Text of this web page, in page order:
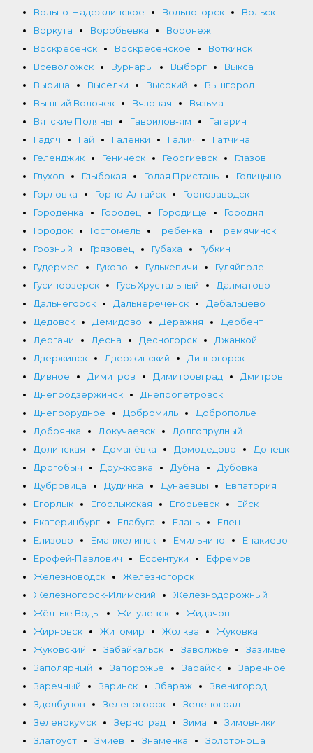
Вольно-Надеждинское
Вольногорск
Вольск
Воркута
Воробьевка
Воронеж
Воскресенск
Воскресенское
Воткинск
Всеволожск
Вурнары Выборг
Выкса
Вырица
Выселки Высокий
Вышгород
Вышний Волочек
Вязовая
Вязьма
Вятские Поляны
Гаврилов-ям
Гагарин
Гадяч
Гай Галенки Галич
Гатчина
Геленджик
Геническ Георгиевск
Глазов
Глухов
Глыбокая Голая Пристань
Голицыно
Горловка
Горно-Алтайск
Горнозаводск
Городенка
Городец Городище
Городня
Городок
Гостомель Гребёнка
Гремячинск
Грозный
Грязовец Губаха
Губкин
Гудермес
Гуково Гулькевичи
Гуляйполе
Гусиноозерск
Гусь Хрустальный
Далматово
Дальнегорск
Дальнереченск
Дебальцево
Дедовск
Демидово Деражня
Дербент
Дергачи
Десна Десногорск
Джанкой
Дзержинск
Дзержинский
Дивногорск
Дивное
Димитров Димитровград
Дмитров
Днепродзержинск
Днепропетровск
Днепрорудное
Добромиль
Доброполье
Добрянка
Докучаевск
Долгопрудный
Долинская
Доманёвка Домодедово
Донецк
Дрогобыч
Дружковка Дубна
Дубовка
Дубровица
Дудинка Дунаевцы
Евпатория
Егорлык
Егорлыкская Егорьевск
Ейск
Екатеринбург
Елабуга Елань
Елец
Елизово
Еманжелинск Емильчино
Енакиево
Ерофей-Павлович
Ессентуки
Ефремов
Железноводск
Железногорск
Железногорск-Илимский
Железнодорожный
Жёлтые Воды
Жигулевск
Жидачов
Жирновск
Житомир Жолква
Жуковка
Жуковский
Забайкальск Заволжье
Зазимье
Заполярный
Запорожье Зарайск
Заречное
Заречный
Заринск Збараж
Звенигород
Здолбунов
Зеленогорск
Зеленоград
Зеленокумск
Зерноград Зима
Зимовники
Златоуст
Змиёв Знаменка
Золотоноша